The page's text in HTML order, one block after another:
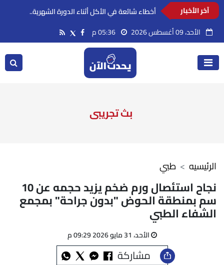
آخر الأخبار
أخطاء شائعة في الأكل أثناء الدورة الشهرية..
الأحد، 09 أغسطس 2026
بث تجريبى
طبي الرئيسيه
نجاح استئصال ورم ضخم يزيد حجمه عن 10
سم بمنطقة الحوض "بدون جراحة" بمجمع
الشفاء الطبي
الأحد، 31 مايو 2026 09:29 م
مشاركة